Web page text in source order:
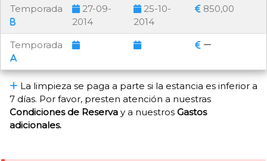
Temporada
27-09-
2014
25-10-
2014
850,00
Temporada
La limpieza se paga a parte si la estancia es inferior a
7 días. Por favor, presten atención a nuestras
Condiciones de Reserva y a nuestros Gastos
adicionales.